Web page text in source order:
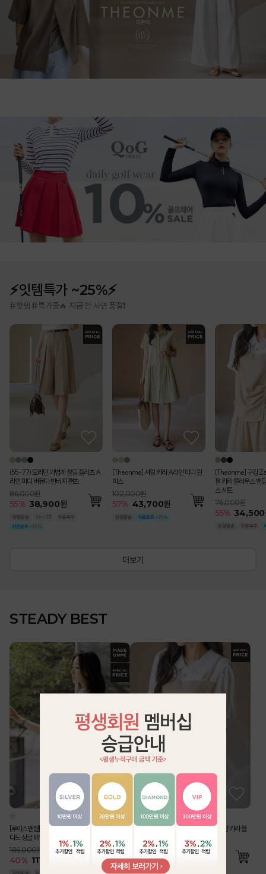
⚡잇템특가 ~25%⚡
#핫템 #특가중🔥 지금 안 사면 품절❗
(55-77) 모리던 가볍게 찰랑 플리츠 A
라인 미디 버뮤다 반바지 팬츠
86,000원
55% 38,900원
[Theonme] 셔링 카라 A라인 미디 원
피스
102,000원
57% 43,700원
[Theonme] 구김
팔 카라 블라우스 밴
스 세트
76,000원
55% 34,500
더보기
STEADY BEST
[루이스엔젤] 사각사각 린넨 라이크 벨트SET 스탠
다드 싱글 테일러드 자켓
186,000원
40% 111,500
[Theonme] 구김 Zero 링클 지지미 반팔 카라 블
76,000원
55% 34,500